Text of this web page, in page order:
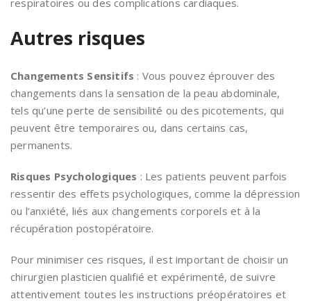
respiratoires ou des complications cardiaques.
Autres risques
Changements Sensitifs : Vous pouvez éprouver des
changements dans la sensation de la peau abdominale,
tels qu’une perte de sensibilité ou des picotements, qui
peuvent être temporaires ou, dans certains cas,
permanents.
Risques Psychologiques : Les patients peuvent parfois
ressentir des effets psychologiques, comme la dépression
ou l’anxiété, liés aux changements corporels et à la
récupération postopératoire.
Pour minimiser ces risques, il est important de choisir un
chirurgien plasticien qualifié et expérimenté, de suivre
attentivement toutes les instructions préopératoires et